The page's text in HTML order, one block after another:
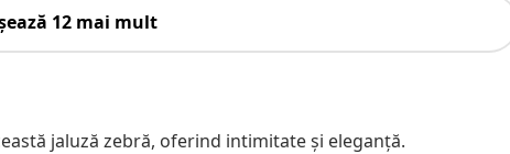
12 mai mult
jaluză zebră, oferind intimitate și eleganță.